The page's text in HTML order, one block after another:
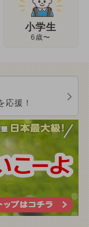
小学生
6歳〜
応援！